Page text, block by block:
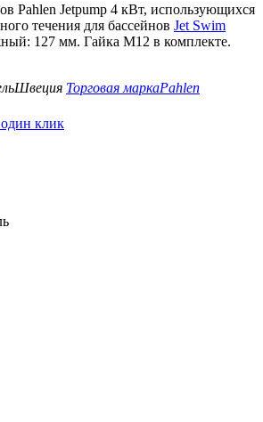
Pahlen Jetpump 4 кВт, использующихся
течения для бассейнов Jet Swim
127 мм. Гайка М12 в комплекте.
Швеция Торговая маркаPahlen
клик